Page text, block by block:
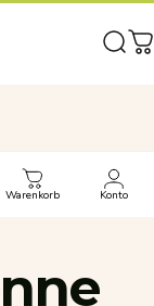
Warenkorb Konto